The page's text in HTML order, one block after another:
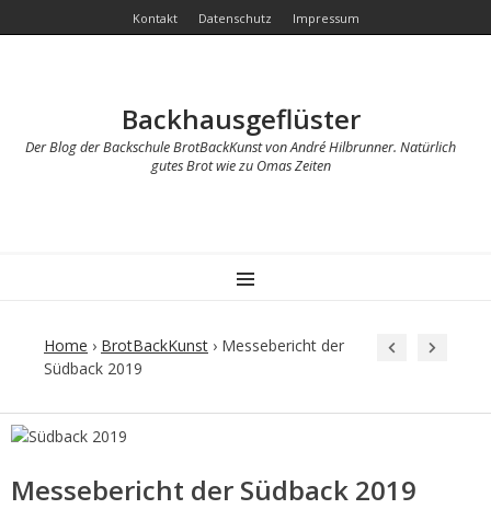
Kontakt Datenschutz Impressum
Backhausgeflüster
Der Blog der Backschule BrotBackKunst von André Hilbrunner. Natürlich
gutes Brot wie zu Omas Zeiten
MENU
Home › BrotBackKunst › Messebericht der
Südback 2019
Messebericht der Südback 2019
Post